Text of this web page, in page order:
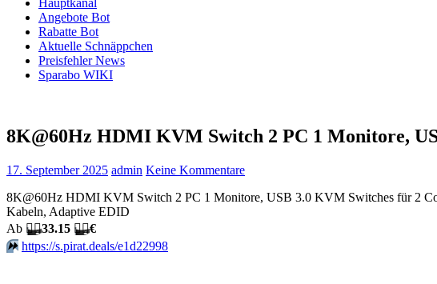
Hauptkanal
Angebote Bot
Rabatte Bot
Aktuelle Schnäppchen
Preisfehler News
Sparabo WIKI
8K@60Hz HDMI KVM Switch 2 PC 1 Monitore,
17. September 2025 admin Keine Kommentare
8K@60Hz HDMI KVM Switch 2 PC 1 Monitore, USB 3.0 KVM Switches für 2
Kabeln, Adaptive EDID
Аb 🏴‍☠️33.15 🏴‍☠️€
⏩️ https://s.pirat.deals/e1d22998